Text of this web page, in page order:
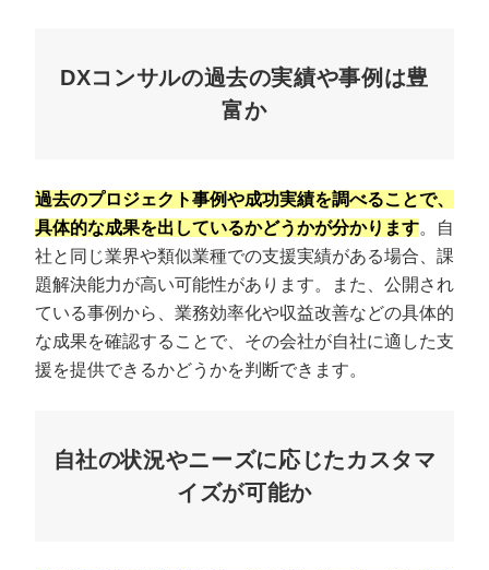
DXコンサルの過去の実績や事例は豊
富か
過去のプロジェクト事例や成功実績を調べることで、
具体的な成果を出しているかどうかが分かります。自
社と同じ業界や類似業種での支援実績がある場合、課
題解決能力が高い可能性があります。また、公開され
ている事例から、業務効率化や収益改善などの具体的
な成果を確認することで、その会社が自社に適した支
援を提供できるかどうかを判断できます。
自社の状況やニーズに応じたカスタマ
イズが可能か